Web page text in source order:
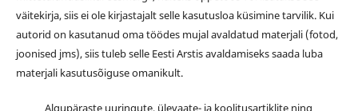
väitekirja, siis ei ole kirjastajalt selle kasutusloa küsimine tarvilik. Kui
autorid on kasutanud oma töödes mujal avaldatud materjali (fotod,
joonised jms), siis tuleb selle Eesti Arstis avaldamiseks saada luba
materjali kasutusõiguse omanikult.
Algupäraste uuringute, ülevaate- ja koolitusartiklite ning